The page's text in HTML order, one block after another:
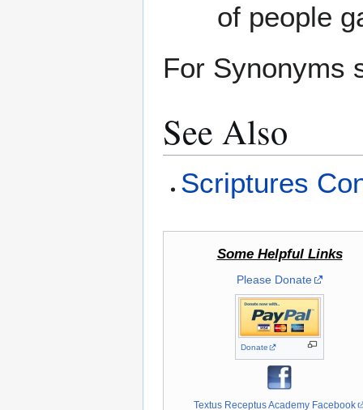
of people
For Synonyms
See Also
Scriptures
Some Helpful Links
Please Donate
Donate
Textus Receptus Academy Facebook